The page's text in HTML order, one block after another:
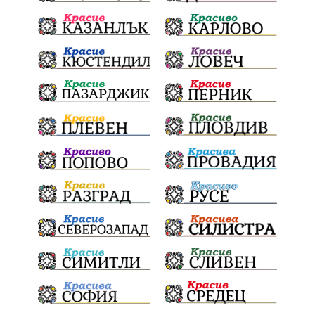
почит Актуално История
Конституционен съд ВиК Стефан Апостолов
Радослав Ревански пострадали МРРБ
ИвелинМихайлов АнгелинаПопова
Социална политика партия "Мафия" Съд
Сигурност Училища Доброволци
културно наследство Задържане под стража
Хаджидимово РуменРадев автомобил
Росен Желязков справедливост